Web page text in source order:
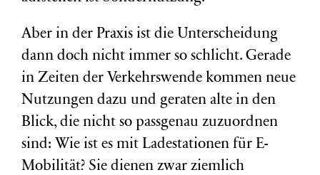
Aber in der Praxis ist die Unterscheidung
dann doch nicht immer so schlicht. Gerade
in Zeiten der Verkehrswende kommen neue
Nutzungen dazu und geraten alte in den
Blick, die nicht so passgenau zuzuordnen
sind: Wie ist es mit Ladestationen für E-
Mobilität? Sie dienen zwar ziemlich